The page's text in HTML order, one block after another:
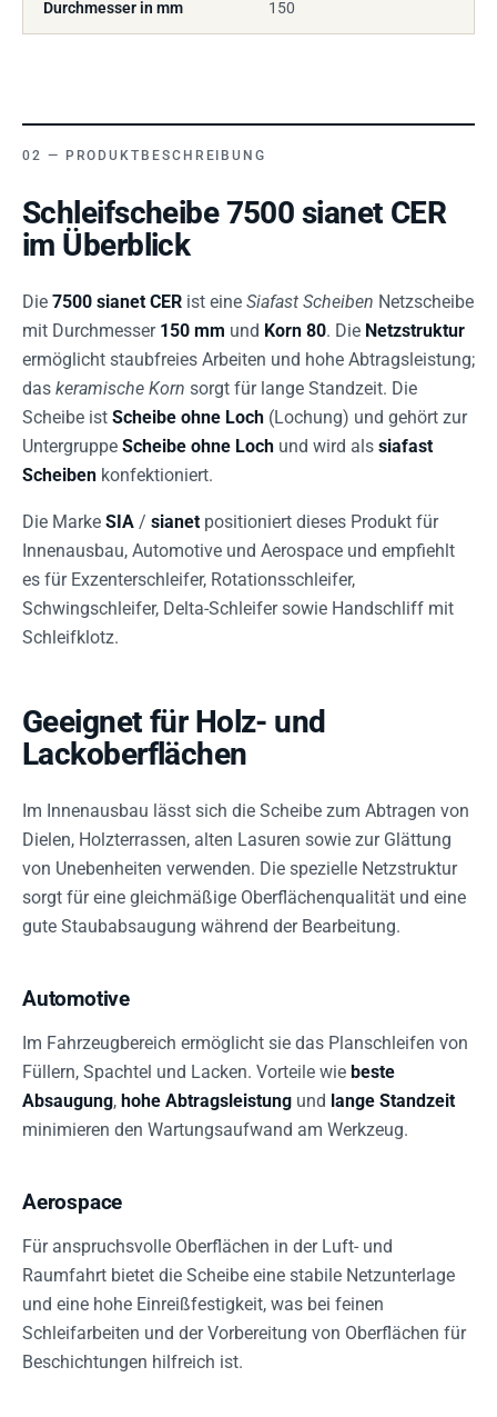
Durchmesser in mm 150
PRODUKTBESCHREIBUNG
Schleifscheibe 7500 sianet CER
im Überblick
Die 7500 sianet CER ist eine Siafast Scheiben Netzscheibe
mit Durchmesser 150 mm und Korn 80. Die Netzstruktur
ermöglicht staubfreies Arbeiten und hohe Abtragsleistung;
das keramische Korn sorgt für lange Standzeit. Die
Scheibe ist Scheibe ohne Loch (Lochung) und gehört zur
Untergruppe Scheibe ohne Loch und wird als siafast
Scheiben konfektioniert.
Die Marke SIA / sianet positioniert dieses Produkt für
Innenausbau, Automotive und Aerospace und empfiehlt
es für Exzenterschleifer, Rotationsschleifer,
Schwingschleifer, Delta-Schleifer sowie Handschliff mit
Schleifklotz.
Geeignet für Holz- und
Lackoberflächen
Im Innenausbau lässt sich die Scheibe zum Abtragen von
Dielen, Holzterrassen, alten Lasuren sowie zur Glättung
von Unebenheiten verwenden. Die spezielle Netzstruktur
sorgt für eine gleichmäßige Oberflächenqualität und eine
gute Staubabsaugung während der Bearbeitung.
Automotive
Im Fahrzeugbereich ermöglicht sie das Planschleifen von
Füllern, Spachtel und Lacken. Vorteile wie beste
Absaugung, hohe Abtragsleistung und lange Standzeit
minimieren den Wartungsaufwand am Werkzeug.
Aerospace
Für anspruchsvolle Oberflächen in der Luft- und
Raumfahrt bietet die Scheibe eine stabile Netzunterlage
und eine hohe Einreißfestigkeit, was bei feinen
Schleifarbeiten und der Vorbereitung von Oberflächen für
Beschichtungen hilfreich ist.